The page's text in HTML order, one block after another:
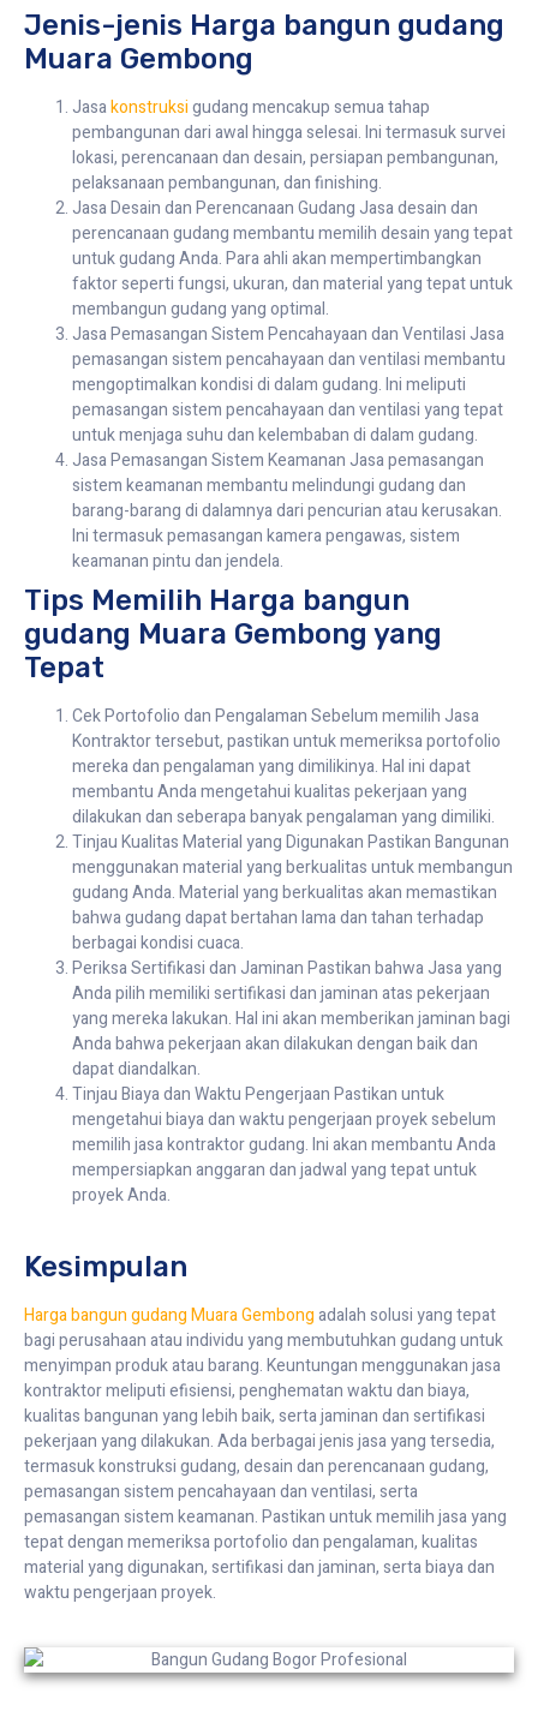
Jenis-jenis Harga bangun gudang
Muara Gembong
Jasakonstruksigudang mencakup semua tahap
pembangunan dari awal hingga selesai. Ini termasuk survei
lokasi, perencanaan dan desain, persiapan pembangunan,
pelaksanaan pembangunan, dan finishing.
Jasa Desain dan Perencanaan Gudang Jasa desain dan
perencanaan gudang membantu memilih desain yang tepat
untuk gudang Anda. Para ahli akan mempertimbangkan
faktor seperti fungsi, ukuran, dan material yang tepat untuk
membangun gudang yang optimal.
Jasa Pemasangan Sistem Pencahayaan dan Ventilasi Jasa
pemasangan sistem pencahayaan dan ventilasi membantu
mengoptimalkan kondisi di dalam gudang. Ini meliputi
pemasangan sistem pencahayaan dan ventilasi yang tepat
untuk menjaga suhu dan kelembaban di dalam gudang.
Jasa Pemasangan Sistem Keamanan Jasa pemasangan
sistem keamanan membantu melindungi gudang dan
barang-barang di dalamnya dari pencurian atau kerusakan.
Ini termasuk pemasangan kamera pengawas, sistem
keamanan pintu dan jendela.
Tips Memilih Harga bangun
gudang Muara Gembong yang
Tepat
Cek Portofolio dan Pengalaman Sebelum memilih Jasa
Kontraktor tersebut, pastikan untuk memeriksa portofolio
mereka dan pengalaman yang dimilikinya. Hal ini dapat
membantu Anda mengetahui kualitas pekerjaan yang
dilakukan dan seberapa banyak pengalaman yang dimiliki.
Tinjau Kualitas Material yang Digunakan Pastikan Bangunan
menggunakan material yang berkualitas untuk membangun
gudang Anda. Material yang berkualitas akan memastikan
bahwa gudang dapat bertahan lama dan tahan terhadap
berbagai kondisi cuaca.
Periksa Sertifikasi dan Jaminan Pastikan bahwa Jasa yang
Anda pilih memiliki sertifikasi dan jaminan atas pekerjaan
yang mereka lakukan. Hal ini akan memberikan jaminan bagi
Anda bahwa pekerjaan akan dilakukan dengan baik dan
dapat diandalkan.
Tinjau Biaya dan Waktu Pengerjaan Pastikan untuk
mengetahui biaya dan waktu pengerjaan proyek sebelum
memilih jasa kontraktor gudang. Ini akan membantu Anda
mempersiapkan anggaran dan jadwal yang tepat untuk
proyek Anda.
Kesimpulan
Harga bangun gudang Muara Gembongadalah solusi yang tepat
bagi perusahaan atau individu yang membutuhkan gudang untuk
menyimpan produk atau barang. Keuntungan menggunakan jasa
kontraktor meliputi efisiensi, penghematan waktu dan biaya,
kualitas bangunan yang lebih baik, serta jaminan dan sertifikasi
pekerjaan yang dilakukan. Ada berbagai jenis jasa yang tersedia,
termasuk konstruksi gudang, desain dan perencanaan gudang,
pemasangan sistem pencahayaan dan ventilasi, serta
pemasangan sistem keamanan. Pastikan untuk memilih jasa yang
tepat dengan memeriksa portofolio dan pengalaman, kualitas
material yang digunakan, sertifikasi dan jaminan, serta biaya dan
waktu pengerjaan proyek.